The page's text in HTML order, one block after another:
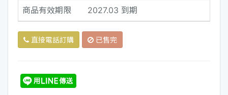
商品有效期限 2027.03 到期
直接電話訂購 已售完